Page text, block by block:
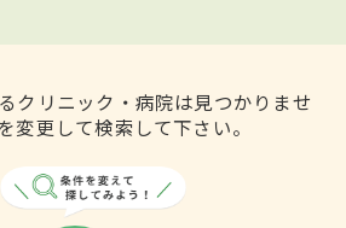
クリニック・病院は見つかりませ
変更して検索して下さい。